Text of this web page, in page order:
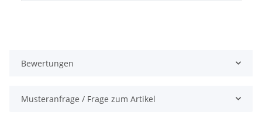
Bewertungen
Musteranfrage / Frage zum Artikel